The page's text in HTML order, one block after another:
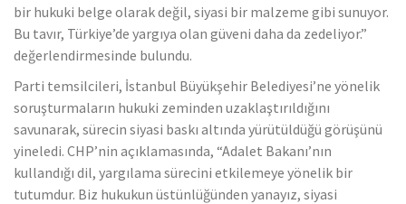
bir hukuki belge olarak değil, siyasi bir malzeme gibi sunuyor.
Bu tavır, Türkiye’de yargıya olan güveni daha da zedeliyor.”
değerlendirmesinde bulundu.
Parti temsilcileri, İstanbul Büyükşehir Belediyesi’ne yönelik
soruşturmaların hukuki zeminden uzaklaştırıldığını
savunarak, sürecin siyasi baskı altında yürütüldüğü görüşünü
yineledi. CHP’nin açıklamasında, “Adalet Bakanı’nın
kullandığı dil, yargılama sürecini etkilemeye yönelik bir
tutumdur. Biz hukukun üstünlüğünden yanayız, siyasi